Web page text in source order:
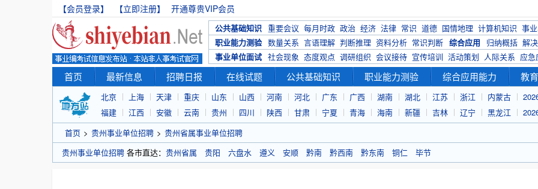
【会员登录】 【立即注册】 开通尊贵VIP会员
公共基础知识 重要会议 每月时政 政治 经济 法律 常识 道德 国情地理 计算机知识 事
职业能力测验 数量关系 言语理解 判断推理 资料分析 常识判断 综合应用 归纳概括 解
事业单位面试 社会现象 态度观点 调研组织 会议接待 宣传培训 活动策划 人际关系 应急
首页 最新信息 招聘日报 在线试题 公共基础知识 职业能力测验 综合应用能力 教
北京 上海 天津 重庆 山东 山西 河南 河北 广东 广西 湖南 湖北 江苏 浙江 内蒙古
福建
江西 安徽 云南 贵州 四川 陕西 甘肃 宁夏 青海 海南 新疆 吉林 辽宁 黑龙江
首页 > 贵州事业单位招聘 > 贵州省属事业单位招聘
贵州事业单位招聘 各市直达： 贵州省属 贵阳 六盘水 遵义 安顺 黔南 黔西南 黔东南 铜仁 毕节